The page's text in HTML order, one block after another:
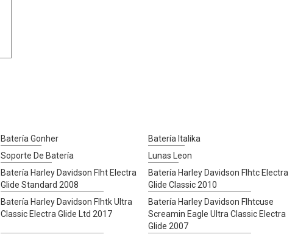
Batería Gonher Batería Italika
Soporte De Batería Lunas Leon
Batería Harley Davidson Flht Electra
Glide Standard 2008
Batería Harley Davidson Flhtc Electra
Glide Classic 2010
Batería Harley Davidson Flhtk Ultra
Classic Electra Glide Ltd 2017
Batería Harley Davidson Flhtcuse
Screamin Eagle Ultra Classic Electra
Glide 2007